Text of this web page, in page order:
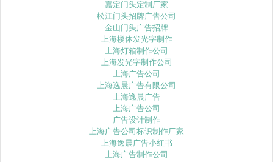
嘉定门头定制厂家
松江门头招牌广告公司
金山门头广告招牌
上海楼体发光字制作
上海灯箱制作公司
上海发光字制作公司
上海广告公司
上海逸晨广告有限公司
上海逸晨广告
上海广告公司
广告设计制作
上海广告公司标识制作厂家
上海逸晨广告小红书
上海广告制作公司